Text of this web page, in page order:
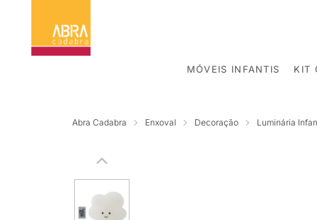
MÓVEIS INFANTIS KIT
Abra Cadabra Enxoval Decoração Luminária